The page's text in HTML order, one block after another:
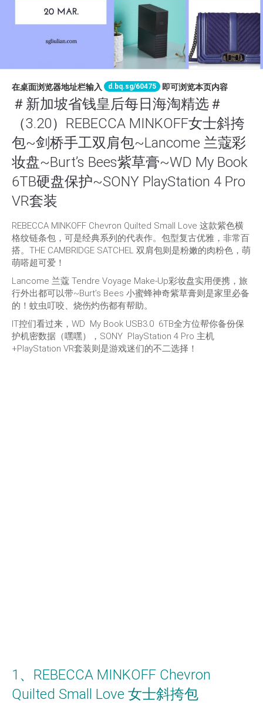
在桌面浏览器地址栏输入 d.bq.sg/60475 即可浏览本页内容
＃新加坡省钱皇后每日海淘精选＃
（3.20）REBECCA MINKOFF女士斜挎
包~剑桥手工双肩包~Lancome 兰蔻彩
妆盘~Burt’s Bees紫草膏~WD My Book
6TB硬盘保护~SONY PlayStation 4 Pro
VR套装
REBECCA MINKOFF Chevron Quilted Small Love 这款紫色横
格纹链条包，可是经典系列的代表作。包型复古优雅，非常百
搭。THE CAMBRIDGE SATCHEL 双肩包则是粉嫩的肉粉色，萌
萌嗒超可爱！
Lancome 兰蔻 Tendre Voyage Make-Up彩妆盘实用便携，旅
行外出都可以带~Burt’s Bees 小蜜蜂神奇紫草膏则是家里必备
的！蚊虫叮咬、烧伤灼伤都有帮助。
IT控们看过来，WD My Book USB3.0 6TB全方位帮你备份保
护机密数据（嘿嘿），SONY PlayStation 4 Pro 主机
+PlayStation VR套装则是游戏迷们的不二选择！
1、REBECCA MINKOFF Chevron
Quilted Small Love 女士斜挎包